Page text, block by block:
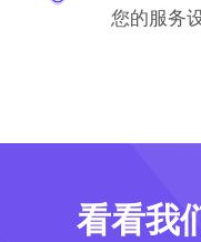
您的服务
看看我